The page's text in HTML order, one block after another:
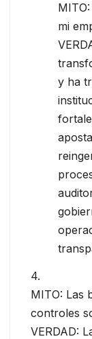
mi
y ha
4.
MITO: Las
controles
VERDAD: